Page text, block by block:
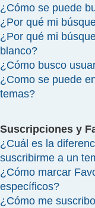
¿Cómo se puede
¿Por qué mi
¿Por qué mi
blanco?
¿Cómo busco
¿Como se puede
temas?
Suscripciones y
¿Cuál es la
suscribirme a un
¿Cómo marcar
específicos?
¿Cómo me